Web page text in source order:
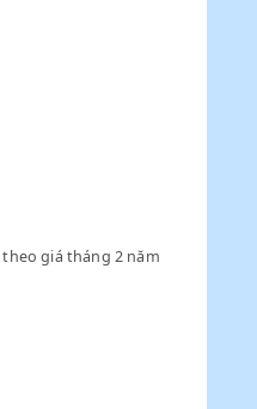
(2.000đ) tính theo giá